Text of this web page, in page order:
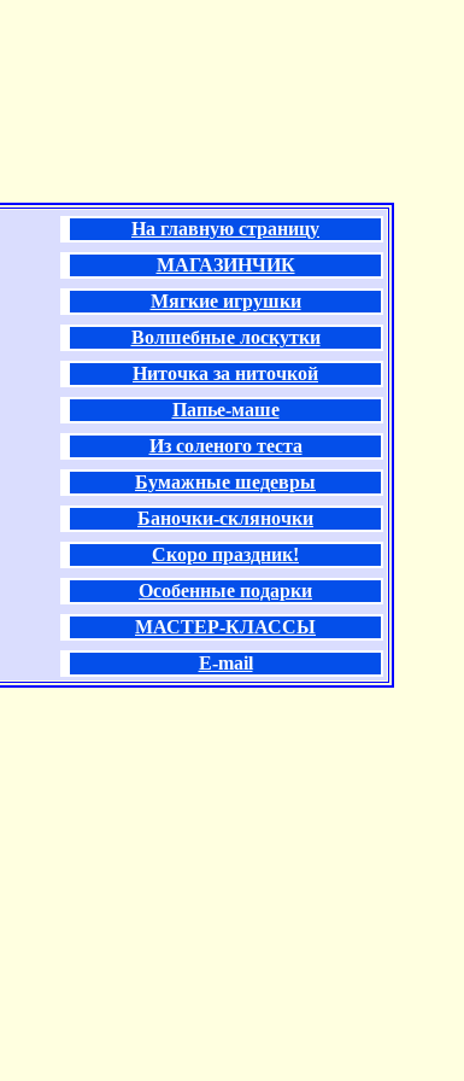
На главную страницу
МАГАЗИНЧИК
Мягкие игрушки
Волшебные лоскутки
Ниточка за ниточкой
Папье-маше
Из соленого теста
Бумажные шедевры
Баночки-скляночки
Скоро праздник!
Особенные подарки
МАСТЕР-КЛАССЫ
E-mail